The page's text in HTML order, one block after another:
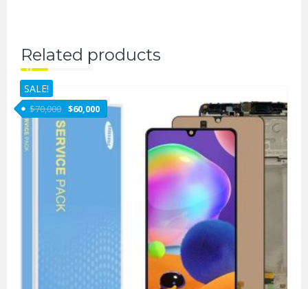
Related products
SALE!
$70,000 $60,000